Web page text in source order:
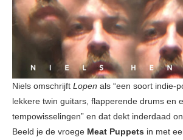
Niels omschrijft Lopen als “een soort indie-
lekkere twin guitars, flapperende drums en
tempowisselingen” en dat dekt inderdaad
Beeld je de vroege Meat Puppets in met